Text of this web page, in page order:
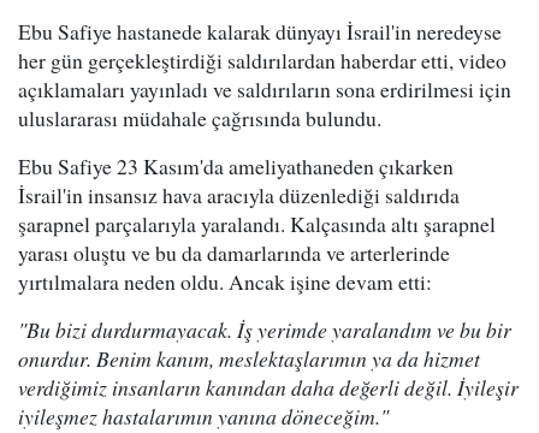
Ebu Safiye hastanede kalarak dünyayı İsrail'in neredeyse
her gün gerçekleştirdiği saldırılardan haberdar etti, video
açıklamaları yayınladı ve saldırıların sona erdirilmesi için
uluslararası müdahale çağrısında bulundu.
Ebu Safiye 23 Kasım'da ameliyathaneden çıkarken
İsrail'in insansız hava aracıyla düzenlediği saldırıda
şarapnel parçalarıyla yaralandı. Kalçasında altı şarapnel
yarası oluştu ve bu da damarlarında ve arterlerinde
yırtılmalara neden oldu. Ancak işine devam etti:
"Bu bizi durdurmayacak. İş yerimde yaralandım ve bu bir
onurdur. Benim kanım, meslektaşlarımın ya da hizmet
verdiğimiz insanların kanından daha değerli değil. İyileşir
iyileşmez hastalarımın yanına döneceğim."